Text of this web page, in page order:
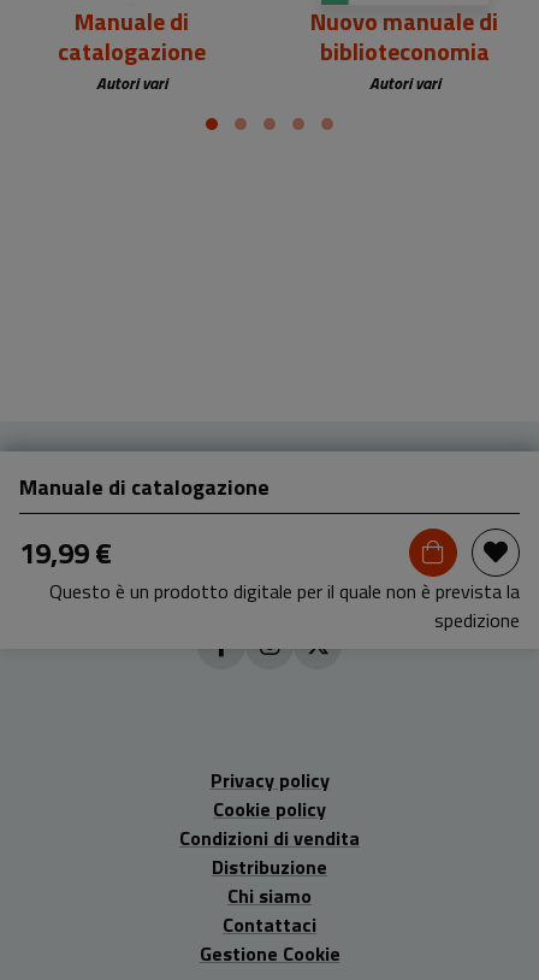
Manuale di
catalogazione
Autori vari
Nuovo manuale di
biblioteconomia
Autori vari
Manuale di catalogazione
19,99 €
Questo è un prodotto digitale per il quale non è prevista la
spedizione
Privacy policy
Cookie policy
Condizioni di vendita
Distribuzione
Chi siamo
Contattaci
Gestione Cookie